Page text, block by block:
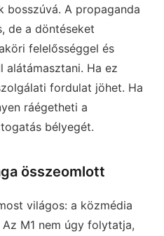
bosszúvá. A propaganda
de a döntéseket
felelősséggel és
alátámasztani. Ha ez
fordulat jöhet. Ha
ráégetheti a
bélyegét.
összeomlott
világos: a közmédia
M1 nem úgy folytatja,